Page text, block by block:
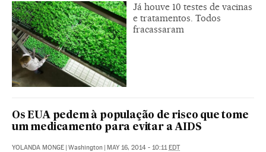
Já houve 10 testes de vacinas
e tratamentos. Todos
fracassaram
Os EUA pedem à população de risco que tome
um medicamento para evitar a AIDS
YOLANDA MONGE | Washington | MAY 16, 2014 - 10:11EDT